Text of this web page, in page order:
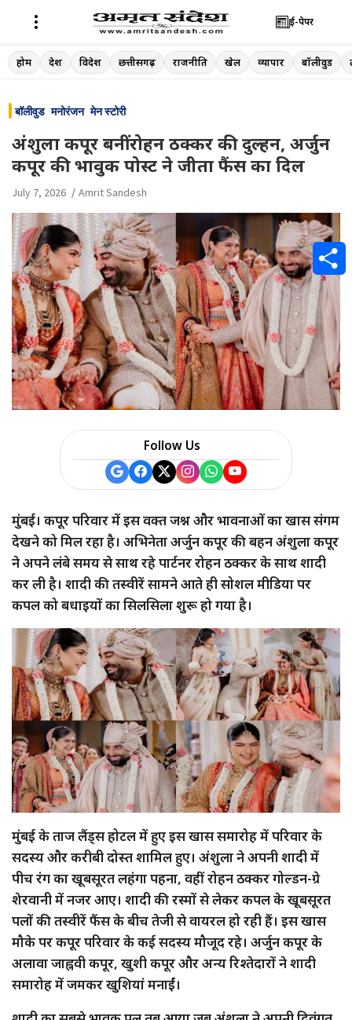
Skip
to
ई-पेपर
होम देश विदेश छत्तीसगढ़ राजनीति खेल व्यापार बॉलीवुड
बॉलीवुड मनोरंजन मेन स्टोरी
अंशुला कपूर बनीं रोहन ठक्कर की दुल्हन, अर्जुन
कपूर की भावुक पोस्ट ने जीता फैंस का दिल
July 7, 2026 Amrit Sandesh
Follow Us
मुंबई। कपूर परिवार में इस वक्त जश्न और भावनाओं का खास संगम
देखने को मिल रहा है। अभिनेता अर्जुन कपूर की बहन अंशुला कपूर
ने अपने लंबे समय से साथ रहे पार्टनर रोहन ठक्कर के साथ शादी
कर ली है। शादी की तस्वीरें सामने आते ही सोशल मीडिया पर
कपल को बधाइयों का सिलसिला शुरू हो गया है।
मुंबई के ताज लैंड्स होटल में हुए इस खास समारोह में परिवार के
सदस्य और करीबी दोस्त शामिल हुए। अंशुला ने अपनी शादी में
पीच रंग का खूबसूरत लहंगा पहना, वहीं रोहन ठक्कर गोल्डन-ग्रे
शेरवानी में नजर आए। शादी की रस्मों से लेकर कपल के खूबसूरत
पलों की तस्वीरें फैंस के बीच तेजी से वायरल हो रही हैं। इस खास
मौके पर कपूर परिवार के कई सदस्य मौजूद रहे। अर्जुन कपूर के
अलावा जाह्नवी कपूर, खुशी कपूर और अन्य रिश्तेदारों ने शादी
समारोह में जमकर खुशियां मनाईं।
S
h
a